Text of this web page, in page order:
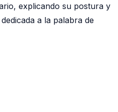
explicando su postura y
a la palabra de